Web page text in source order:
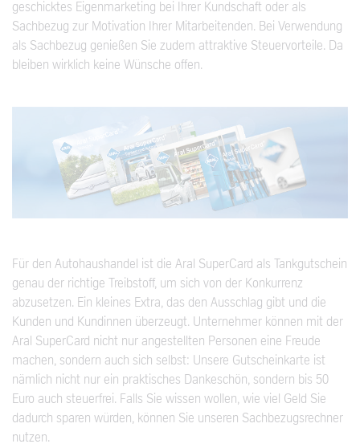
geschicktes Eigenmarketing bei Ihrer Kundschaft oder als
Sachbezug zur Motivation Ihrer Mitarbeitenden. Bei Verwendung
als Sachbezug genießen Sie zudem attraktive Steuervorteile. Da
bleiben wirklich keine Wünsche offen.
Für den Autohaushandel ist die Aral SuperCard als Tankgutschein
genau der richtige Treibstoff, um sich von der Konkurrenz
abzusetzen. Ein kleines Extra, das den Ausschlag gibt und die
Kunden und Kundinnen überzeugt. Unternehmer können mit der
Aral SuperCard nicht nur angestellten Personen eine Freude
machen, sondern auch sich selbst: Unsere Gutscheinkarte ist
nämlich nicht nur ein praktisches Dankeschön, sondern bis 50
Euro auch steuerfrei. Falls Sie wissen wollen, wie viel Geld Sie
dadurch sparen würden, können Sie unseren Sachbezugsrechner
nutzen.